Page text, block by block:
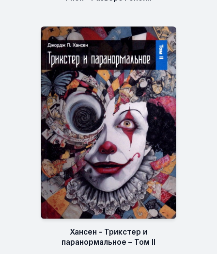
Хансен - Трикстер и
паранормальное – Том II